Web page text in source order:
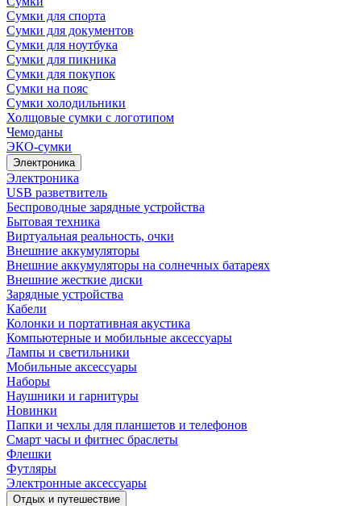
Сумки для спорта
Сумки для документов
Сумки для ноутбука
Сумки для пикника
Сумки для покупок
Сумки на пояс
Сумки холодильники
Холщовые сумки с логотипом
Чемоданы
ЭКО-сумки
Электроника
Электроника
USB разветвитель
Беспроводные зарядные устройства
Бытовая техника
Виртуальная реальность, очки
Внешние аккумуляторы
Внешние аккумуляторы на солнечных батареях
Внешние жесткие диски
Зарядные устройства
Кабели
Колонки и портативная акустика
Компьютерные и мобильные аксессуары
Лампы и светильники
Мобильные аксессуары
Наборы
Наушники и гарнитуры
Новинки
Папки и чехлы для планшетов и телефонов
Смарт часы и фитнес браслеты
Флешки
Футляры
Электронные аксессуары
Отдых и путешествие